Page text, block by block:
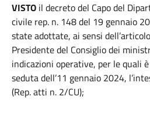
VISTO il decreto del Capo del
civile rep. n. 148 del 19 gennaio
state adottate, ai sensi
Presidente del Consiglio dei
indicazioni operative, per le quali
seduta dell’11 gennaio 2024,
(Rep. atti n. 2/CU);